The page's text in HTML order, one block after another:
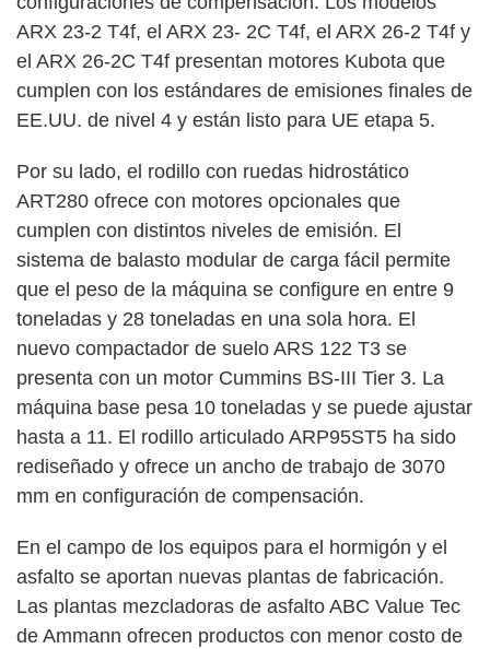
ARX 23-2 T4f, el ARX 23- 2C T4f, el ARX 26-2 T4f y
el ARX 26-2C T4f presentan motores Kubota que
cumplen con los estándares de emisiones finales de
EE.UU. de nivel 4 y están listo para UE etapa 5.
Por su lado, el rodillo con ruedas hidrostático
ART280 ofrece con motores opcionales que
cumplen con distintos niveles de emisión. El
sistema de balasto modular de carga fácil permite
que el peso de la máquina se configure en entre 9
toneladas y 28 toneladas en una sola hora. El
nuevo compactador de suelo ARS 122 T3 se
presenta con un motor Cummins BS-III Tier 3. La
máquina base pesa 10 toneladas y se puede ajustar
hasta a 11. El rodillo articulado ARP95ST5 ha sido
rediseñado y ofrece un ancho de trabajo de 3070
mm en configuración de compensación.
En el campo de los equipos para el hormigón y el
asfalto se aportan nuevas plantas de fabricación.
Las plantas mezcladoras de asfalto ABC Value Tec
de Ammann ofrecen productos con menor costo de